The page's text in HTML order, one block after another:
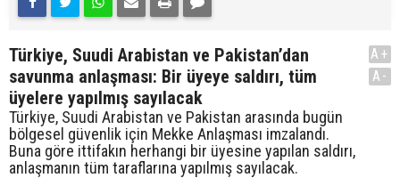
Türkiye, Suudi Arabistan ve Pakistan’dan
savunma anlaşması: Bir üyeye saldırı, tüm
üyelere yapılmış sayılacak
Türkiye, Suudi Arabistan ve Pakistan arasında bugün
bölgesel güvenlik için Mekke Anlaşması imzalandı.
Buna göre ittifakın herhangi bir üyesine yapılan saldırı,
anlaşmanın tüm taraflarına yapılmış sayılacak.
A+
A-